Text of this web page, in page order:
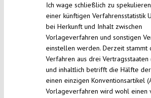
Ich wage schließlich zu
einer künftigen Verfahrensstatistik
bei Herkunft und Inhalt zwischen
Vorlageverfahren und sonstigen
einstellen werden. Derzeit
Verfahren aus drei Vertragsstaaten
und inhaltlich betrifft die Hälfte
einen einzigen Konventionsartikel
Vorlageverfahren wird wohl einen